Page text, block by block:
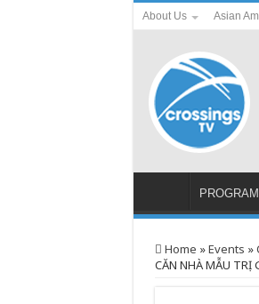
About Us Asian
Home »Events »
CĂN NHÀ MẪU TRỊ